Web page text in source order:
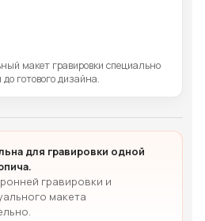
макет гравировки специально
готового дизайна.
для гравировки одной
гравировки и
макета